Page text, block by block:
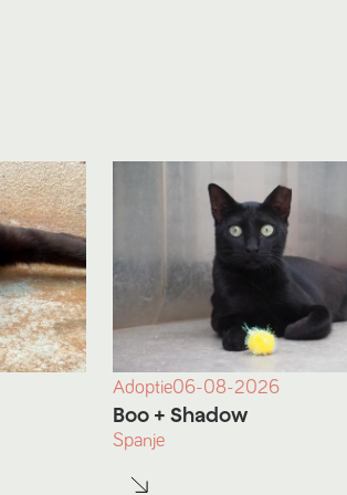
Adoptie06-08-2026
Boo + Shadow
Spanje